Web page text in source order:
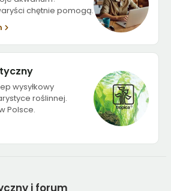
chętnie pomogą.
wysyłkowy
roślinnej.
Polsce.
i forum